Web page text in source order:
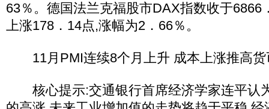
63％。德国法兰克福股市DAX指数收于6866
上涨178．14点,涨幅为2．66％。
11月PMI连续8个月上升 成本上涨推高货
核心提示:交通银行首席经济学家连平认